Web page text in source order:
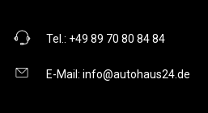
Tel.: +49 89 70 80 84 84
E-Mail: info@autohaus24.de